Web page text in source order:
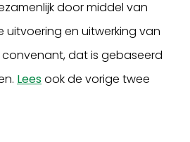
door middel van
uitvoering en uitwerking van
dat is gebaseerd
Leesook de vorige twee